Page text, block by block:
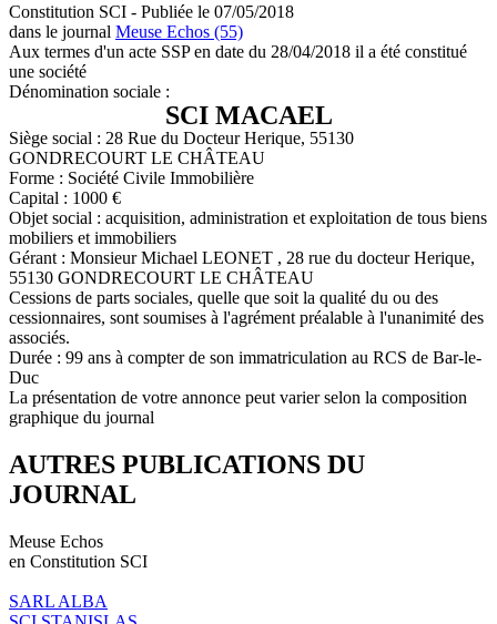
Constitution SCI - Publiée le 07/05/2018
dans le journal Meuse Echos (55)
Aux termes d'un acte SSP en date du 28/04/2018 il a été constitué
une société
Dénomination sociale :
SCI MACAEL
Siège social : 28 Rue du Docteur Herique, 55130
GONDRECOURT LE CHÂTEAU
Forme : Société Civile Immobilière
Capital : 1000 €
Objet social : acquisition, administration et exploitation de tous biens
mobiliers et immobiliers
Gérant : Monsieur Michael LEONET , 28 rue du docteur Herique,
55130 GONDRECOURT LE CHÂTEAU
Cessions de parts sociales, quelle que soit la qualité du ou des
cessionnaires, sont soumises à l'agrément préalable à l'unanimité des
associés.
Durée : 99 ans à compter de son immatriculation au RCS de Bar-le-
Duc
La présentation de votre annonce peut varier selon la composition
graphique du journal
AUTRES PUBLICATIONS DU
JOURNAL
Meuse Echos
en Constitution SCI
SARL ALBA